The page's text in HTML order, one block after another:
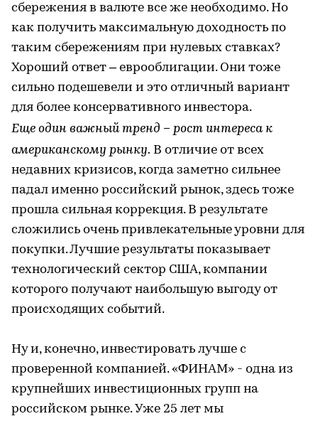
сбережения в валюте все же необходимо. Но
как получить максимальную доходность по
таким сбережениям при нулевых ставках?
Хороший ответ – еврооблигации. Они тоже
сильно подешевели и это отличный вариант
для более консервативного инвестора.
Еще один важный тренд – рост интереса к
американскому рынку. В отличие от всех
недавних кризисов, когда заметно сильнее
падал именно российский рынок, здесь тоже
прошла сильная коррекция. В результате
сложились очень привлекательные уровни для
покупки. Лучшие результаты показывает
технологический сектор США, компании
которого получают наибольшую выгоду от
происходящих событий.
Ну и, конечно, инвестировать лучше с
проверенной компанией. «ФИНАМ» - одна из
крупнейших инвестиционных групп на
российском рынке. Уже 25 лет мы